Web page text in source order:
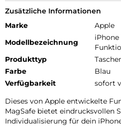
Zusätzliche Informationen
Marke
Apple
Modellbezeichnung
iPhone
Produkttyp
Farbe
Blau
Verfügbarkeit
sofort
Dieses von Apple entwickelte
MagSafe bietet eindrucks­vollen
Individualisierung für dein